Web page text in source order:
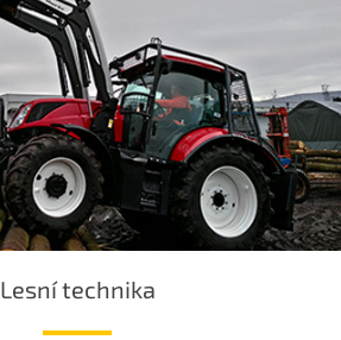
Lesní technika